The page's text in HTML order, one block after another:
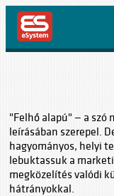
"Felhő alapú" — a szó
leírásában szerepel.
hagyományos, helyi
lebuktassuk a
megközelítés valódi
hátrányokkal.